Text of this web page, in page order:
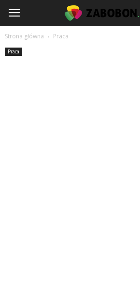
www.zabobon.pl
Strona główna Praca
Praca